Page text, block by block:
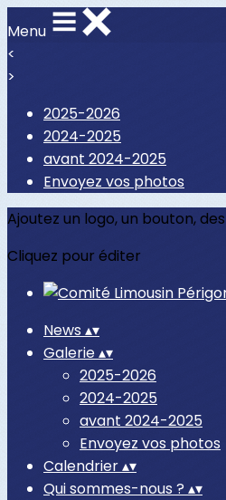
Menu
<
>
2025-2026
2024-2025
avant 2024-2025
Envoyez vos photos
Ajoutez un logo, un bouton,
Cliquez pour éditer
News ▴▾
Galerie▴▾
2025-2026
2024-2025
avant 2024-2025
Envoyez vos photos
Calendrier▴▾
Qui sommes-nous ? ▴▾